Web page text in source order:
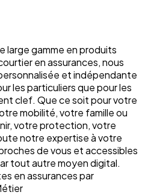
large gamme en produits
en assurances, nous
et indépendante
les particuliers que pour les
clef. Que ce soit pour votre
mobilité, votre famille ou
votre protection, votre
notre expertise à votre
de vous et accessibles
tout autre moyen digital.
en assurances par